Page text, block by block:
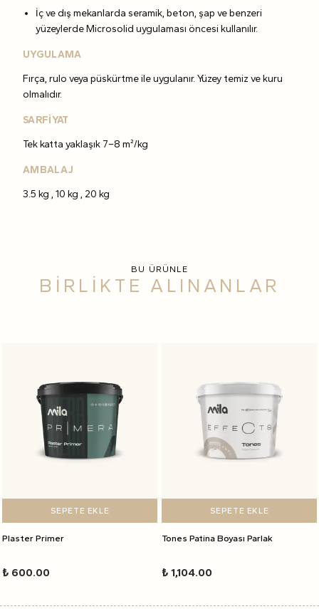
İç ve dış mekanlarda seramik, beton, şap ve benzeri
yüzeylerde Microsolid uygulaması öncesi kullanılır.
UYGULAMA
Fırça, rulo veya püskürtme ile uygulanır. Yüzey temiz ve kuru
olmalıdır.
SARFİYAT
Tek katta yaklaşık 7–8 m²/kg
AMBALAJ
3.5 kg , 10 kg , 20 kg
BU ÜRÜNLE
BİRLİKTE ALINANLAR
SEPETE EKLE
Plaster Primer
₺ 600.00
SEPETE EKLE
Tones Patina Boyası Parlak
₺ 1,104.00